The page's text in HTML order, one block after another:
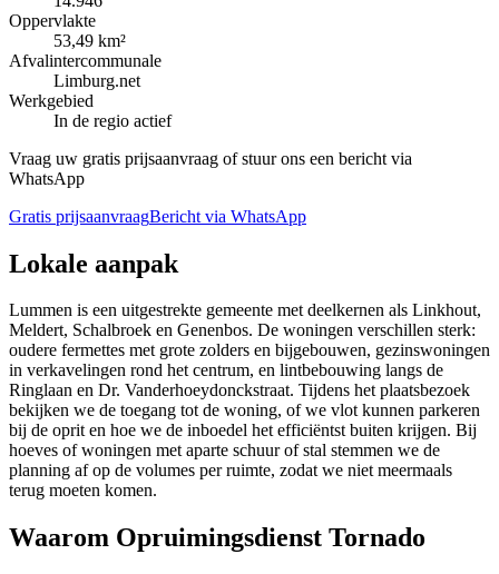
Oppervlakte
53,49 km²
Afvalintercommunale
Limburg.net
Werkgebied
In de regio actief
Vraag uw gratis prijsaanvraag of stuur ons een bericht via
WhatsApp
Gratis prijsaanvraagBericht via WhatsApp
Lokale aanpak
Lummen is een uitgestrekte gemeente met deelkernen als Linkhout,
Meldert, Schalbroek en Genenbos. De woningen verschillen sterk:
oudere fermettes met grote zolders en bijgebouwen, gezinswoningen
in verkavelingen rond het centrum, en lintbebouwing langs de
Ringlaan en Dr. Vanderhoeydonckstraat. Tijdens het plaatsbezoek
bekijken we de toegang tot de woning, of we vlot kunnen parkeren
bij de oprit en hoe we de inboedel het efficiëntst buiten krijgen. Bij
hoeves of woningen met aparte schuur of stal stemmen we de
planning af op de volumes per ruimte, zodat we niet meermaals
terug moeten komen.
Waarom Opruimingsdienst Tornado